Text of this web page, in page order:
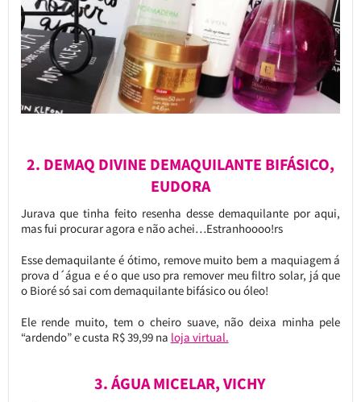
2. DEMAQ DIVINE DEMAQUILANTE BIFÁSICO,
EUDORA
Jurava que tinha feito resenha desse demaquilante por aqui,
mas fui procurar agora e não achei…Estranhoooo!rs
Esse demaquilante é ótimo, remove muito bem a maquiagem á
prova d´água e é o que uso pra remover meu filtro solar, já que
o Bioré só sai com demaquilante bifásico ou óleo!
Ele rende muito, tem o cheiro suave, não deixa minha pele
“ardendo” e custa R$ 39,99 na loja virtual.
3. ÁGUA MICELAR, VICHY